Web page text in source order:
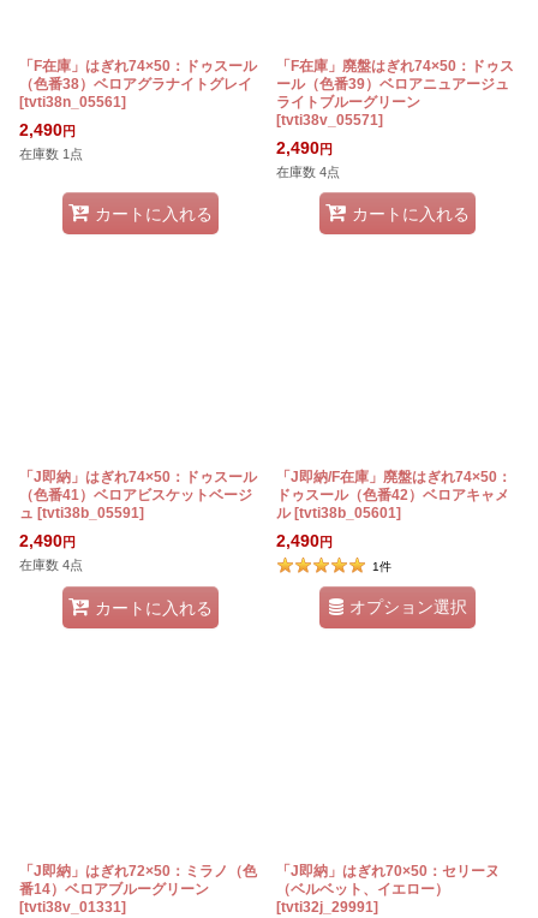
「F在庫」はぎれ74×50：ドゥスール
（色番38）ベロアグラナイトグレイ
[tvti38n_05561]
2,490円
在庫数 1点
カートに入れる
「F在庫」廃盤はぎれ74×50：ドゥス
ール（色番39）ベロアニュアージュ
ライトブルーグリーン
[tvti38v_05571]
2,490円
在庫数 4点
カートに入れる
「J即納」はぎれ74×50：ドゥスール
（色番41）ベロアビスケットベージ
ュ [tvti38b_05591]
2,490円
在庫数 4点
カートに入れる
「J即納/F在庫」廃盤はぎれ74×50：
ドゥスール（色番42）ベロアキャメ
ル [tvti38b_05601]
2,490円
1件
オプション選択
「J即納」はぎれ72×50：ミラノ（色
番14）ベロアブルーグリーン
[tvti38v_01331]
「J即納」はぎれ70×50：セリーヌ
（ベルベット、イエロー）
[tvti32j_29991]